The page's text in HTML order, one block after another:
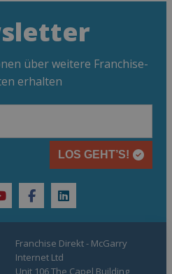
über weitere Franchise-
erhalten
LOS GEHT’S!
facebooklinkedin
Franchise Direkt - McGarry
Internet Ltd
Unit 106 The Capel Building